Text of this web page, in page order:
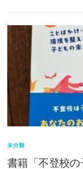
未分類
書籍「不登校